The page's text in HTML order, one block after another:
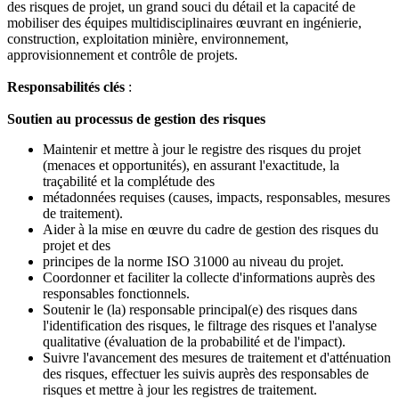
des risques de projet, un grand souci du détail et la capacité de
mobiliser des équipes multidisciplinaires œuvrant en ingénierie,
construction, exploitation minière, environnement,
approvisionnement et contrôle de projets.
Responsabilités clés :
Soutien au processus de gestion des risques
Maintenir et mettre à jour le registre des risques du projet
(menaces et opportunités), en assurant l'exactitude, la
traçabilité et la complétude des
métadonnées requises (causes, impacts, responsables, mesures
de traitement).
Aider à la mise en œuvre du cadre de gestion des risques du
projet et des
principes de la norme ISO 31000 au niveau du projet.
Coordonner et faciliter la collecte d'informations auprès des
responsables fonctionnels.
Soutenir le (la) responsable principal(e) des risques dans
l'identification des risques, le filtrage des risques et l'analyse
qualitative (évaluation de la probabilité et de l'impact).
Suivre l'avancement des mesures de traitement et d'atténuation
des risques, effectuer les suivis auprès des responsables de
risques et mettre à jour les registres de traitement.